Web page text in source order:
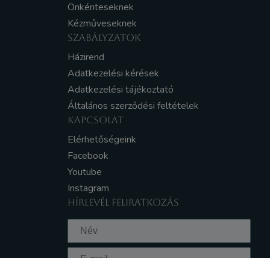
Önkénteseknek
Kézműveseknek
SZABÁLYZATOK
Házirend
Adatkezelési kérések
Adatkezelési tájékoztató
Általános szerződési feltételek
KAPCSOLAT
Elérhetőségeink
Facebook
Youtube
Instagram
HÍRLEVÉL FELIRATKOZÁS